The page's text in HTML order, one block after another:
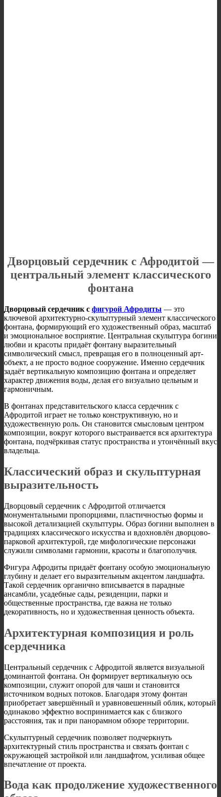
Дворцовый сердечник с Афродитой —
центральный элемент классического
фонтана
Дворцовый сердечник с фигурой Афродиты — это
ключевой архитектурно-скульптурный элемент классического
фонтана, формирующий его художественный образ, масштаб
и эмоциональное восприятие. Центральная скульптура богини
любви и красоты придаёт фонтану выразительный
символический смысл, превращая его в полноценный арт-
объект, а не просто водное сооружение. Именно сердечник
задаёт вертикальную композицию фонтана и определяет
характер движения воды, делая его визуально цельным и
гармоничным.
В фонтанах представительского класса сердечник с
Афродитой играет не только конструктивную, но и
художественную роль. Он становится смысловым центром
композиции, вокруг которого выстраивается вся архитектура
фонтана, подчёркивая статус пространства и утончённый вкус
владельца.
Классический образ и скульптурная
выразительность
Дворцовый сердечник с Афродитой отличается
монументальными пропорциями, пластичностью формы и
высокой детализацией скульптуры. Образ богини выполнен в
традициях классического искусства и вдохновлён дворцово-
парковой архитектурой, где мифологические персонажи
служили символами гармонии, красоты и благополучия.
Фигура Афродиты придаёт фонтану особую эмоциональную
глубину и делает его выразительным акцентом ландшафта.
Такой сердечник органично вписывается в парадные
ансамбли, усадебные сады, резиденции, парки и
общественные пространства, где важна не только
декоративность, но и художественная ценность объекта.
Архитектурная композиция и роль
сердечника
Центральный сердечник с Афродитой является визуальной
доминантой фонтана. Он формирует вертикальную ось
композиции, служит опорой для чаши и становится
источником водных потоков. Благодаря этому фонтан
приобретает завершённый и уравновешенный облик, который
одинаково эффектно воспринимается как с близкого
расстояния, так и при панорамном обзоре территории.
Скульптурный сердечник позволяет подчеркнуть
архитектурный стиль пространства и связать фонтан с
окружающей застройкой или ландшафтом, усиливая общее
впечатление от проекта.
Вода как продолжение художественного